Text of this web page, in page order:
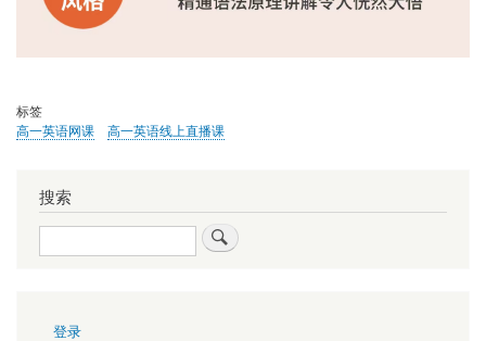
标签
高一英语网课
高一英语线上直播课
搜索
搜
索
登录